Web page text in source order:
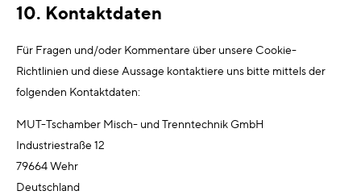
10. Kontaktdaten
Für Fragen und/oder Kommentare über unsere Cookie-
Richtlinien und diese Aussage kontaktiere uns bitte mittels der
folgenden Kontaktdaten:
MUT-Tschamber Misch- und Trenntechnik GmbH
Industriestraße 12
79664 Wehr
Deutschland